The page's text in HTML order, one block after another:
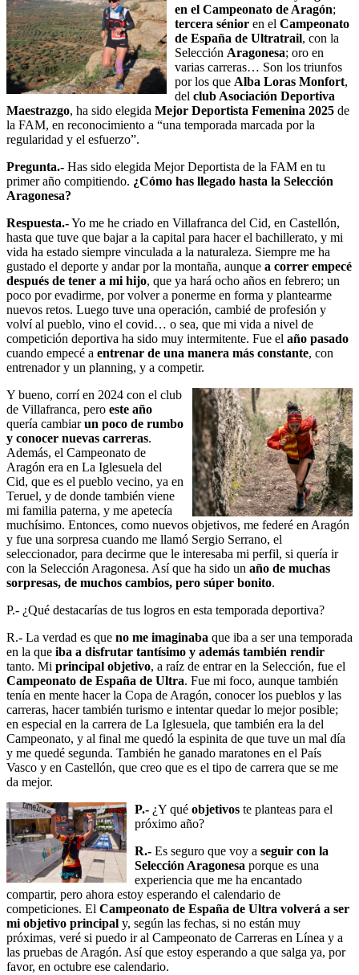
en el Campeonato de Aragón;
tercera sénior en el Campeonato
de España de Ultratrail, con la
Selección Aragonesa; oro en
varias carreras… Son los triunfos
por los que Alba Loras Monfort,
del club Asociación Deportiva
Maestrazgo, ha sido elegida Mejor Deportista Femenina 2025 de
la FAM, en reconocimiento a “una temporada marcada por la
regularidad y el esfuerzo”.
Pregunta.- Has sido elegida Mejor Deportista de la FAM en tu
primer año compitiendo. ¿Cómo has llegado hasta la Selección
Aragonesa?
Respuesta.-Yo me he criado en Villafranca del Cid, en Castellón,
hasta que tuve que bajar a la capital para hacer el bachillerato, y mi
vida ha estado siempre vinculada a la naturaleza. Siempre me ha
gustado el deporte y andar por la montaña, aunque a correr empecé
después de tener a mi hijo, que ya hará ocho años en febrero; un
poco por evadirme, por volver a ponerme en forma y plantearme
nuevos retos. Luego tuve una operación, cambié de profesión y
volví al pueblo, vino el covid… o sea, que mi vida a nivel de
competición deportiva ha sido muy intermitente. Fue el año pasado
cuando empecé a entrenar de una manera más constante, con
entrenador y un planning, y a competir.
Y bueno, corrí en 2024 con el club
de Villafranca, pero este año
quería cambiarun poco de rumbo
y conocer nuevas carreras.
Además, el Campeonato de
Aragón era en La Iglesuela del
Cid, que es el pueblo vecino, ya en
Teruel, y de donde también viene
mi familia paterna, y me apetecía
muchísimo. Entonces, como nuevos objetivos, me federé en Aragón
y fue una sorpresa cuando me llamó Sergio Serrano, el
seleccionador, para decirme que le interesaba mi perfil, si quería ir
con la Selección Aragonesa. Así que ha sido un año de muchas
sorpresas, de muchos cambios, pero súper bonito.
P.- ¿Qué destacarías de tus logros en esta temporada deportiva?
R.- La verdad es que no me imaginaba que iba a ser una temporada
en la que iba a disfrutar tantísimo y además también rendir
tanto. Mi principal objetivo, a raíz de entrar en la Selección, fue el
Campeonato de España de Ultra. Fue mi foco, aunque también
tenía en mente hacer la Copa de Aragón, conocer los pueblos y las
carreras, hacer también turismo e intentar quedar lo mejor posible;
en especial en la carrera de La Iglesuela, que también era la del
Campeonato, y al final me quedó la espinita de que tuve un mal día
y me quedé segunda. También he ganado maratones en el País
Vasco y en Castellón, que creo que es el tipo de carrera que se me
da mejor.
P.- ¿Y qué objetivos te planteas para el
próximo año?
R.- Es seguro que voy a seguir con la
Selección Aragonesa porque es una
experiencia que me ha encantado
compartir, pero ahora estoy esperando el calendario de
competiciones. El Campeonato de España de Ultra volverá a ser
mi objetivo principal y, según las fechas, si no están muy
próximas, veré si puedo ir al Campeonato de Carreras en Línea y a
las pruebas de Aragón. Así que estoy esperando a que salga ya, por
favor, en octubre ese calendario.